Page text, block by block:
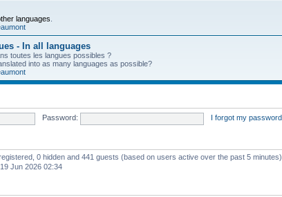
languages
- In all languages
toutes les langues possibles ?
into as many languages as possible?
Password: I forgot my password
0 hidden and 441 guests (based on users active over the past 5 minutes)
Jun 2026 02:34